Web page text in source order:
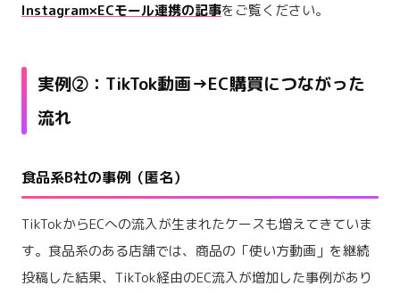
Instagram×ECモール連携の記事をご覧ください。
実例②：TikTok動画→EC購買につながった
流れ
食品系B社の事例（匿名）
TikTokからECへの流入が生まれたケースも増えてきていま
す。食品系のある店舗では、商品の「使い方動画」を継続
投稿した結果、TikTok経由のEC流入が増加した事例があり